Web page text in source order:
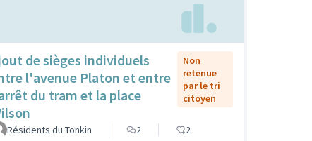
de sièges individuels
l'avenue Platon et entre
du tram et la place
Non
retenue
par le tri
citoyen
Résidents du Tonkin 2 2